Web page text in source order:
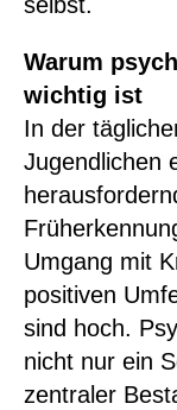
Warum
wichtig ist
In der
Jugendlichen
Umgang mit
positiven
sind hoch.
nicht nur ein
zentraler